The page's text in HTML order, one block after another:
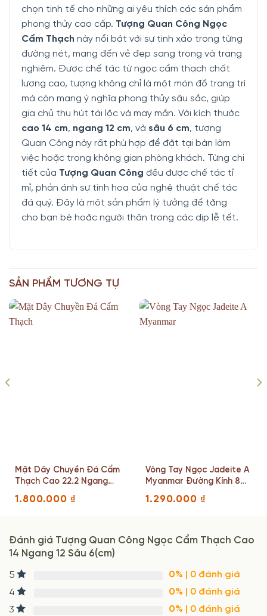
chọn tinh tế cho những ai yêu thích các sản phẩm
phong thủy cao cấp. Tượng Quan Công Ngọc
Cẩm Thạch này nổi bật với sự tinh xảo trong từng
đường nét, mang đến vẻ đẹp sang trọng và trang
nghiêm. Được chế tác từ ngọc cẩm thạch chất
lượng cao, tượng không chỉ là một món đồ trang trí
mà còn mang ý nghĩa phong thủy sâu sắc, giúp
gia chủ thu hút tài lộc và may mắn. Với kích thước
cao 14 cm, ngang 12 cm, và sâu 6 cm, tượng
Quan Công này rất phù hợp để đặt tại bàn làm
việc hoặc trong không gian phòng khách. Từng chi
tiết của Tượng Quan Công đều được chế tác tỉ
mỉ, phản ánh sự tinh hoa của nghệ thuật chế tác
đá quý. Đây là một sản phẩm lý tưởng để tặng
cho bạn bè hoặc người thân trong các dịp lễ tết.
SẢN PHẨM TƯƠNG TỰ
Mặt Dây Chuyền Đá Cẩm
Thạch Cao 22.2 Ngang
19.8 Sâu 13(mm)
1.800.000 ₫
Vòng Tay Ngọc Jadeite A
Myanmar Đường Kính 8
(mm)
1.290.000 ₫
Đánh giá Tượng Quan Công Ngọc Cẩm Thạch Cao
14 Ngang 12 Sâu 6(cm)
5 0% | 0 đánh giá
4
0% | 0 đánh giá
3
0% | 0 đánh giá